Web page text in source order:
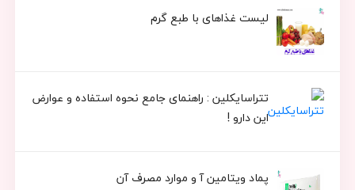
لیست غذاهای با طبع گرم
تتراسایکلین : راهنمای جامع نحوه استفاده و عوارض
این دارو !
پماد ویتامین آ و موارد مصرف آن